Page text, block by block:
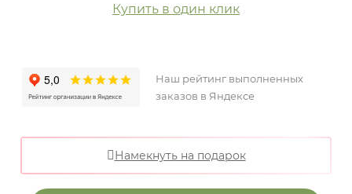
Купить в один клик
Наш рейтинг выполненных
заказов в Яндексе
Намекнуть на подарок